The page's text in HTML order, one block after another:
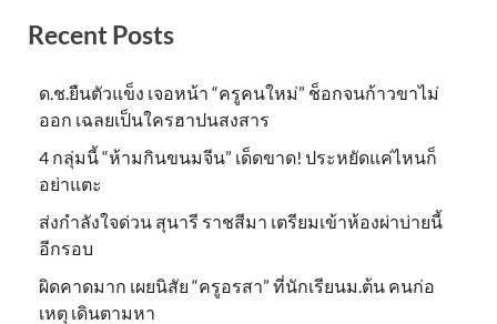
Recent Posts
ด.ช.ยืนตัวแข็ง เจอหน้า “ครูคนใหม่” ช็อกจนก้าวขาไม่
ออก เฉลยเป็นใครฮาปนสงสาร
4 กลุ่มนี้ “ห้ามกินขนมจีน” เด็ดขาด! ประหยัดแค่ไหนก็
อย่าแตะ
ส่งกำลังใจด่วน สุนารี ราชสีมา เตรียมเข้าห้องผ่าบ่ายนี้
อีกรอบ
ผิดคาดมาก เผยนิสัย “ครูอรสา” ที่นักเรียนม.ต้น คนก่อ
เหตุ เดินตามหา